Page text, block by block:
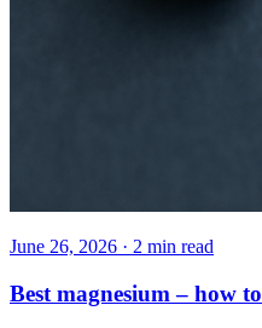
June 26, 2026 · 2 min read
Best magnesium – how